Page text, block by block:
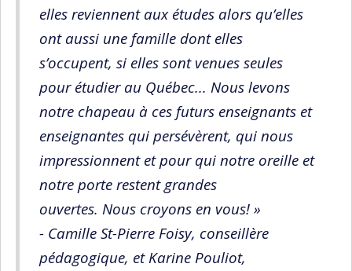
elles reviennent aux études alors qu’elles
ont aussi une famille dont elles
s’occupent, si elles sont venues seules
pour étudier au Québec... Nous levons
notre chapeau à ces futurs enseignants et
enseignantes qui persévèrent, qui nous
impressionnent et pour qui notre oreille et
notre porte restent grandes
ouvertes. Nous croyons en vous! »
- Camille St-Pierre Foisy, conseillère
pédagogique, et Karine Pouliot,